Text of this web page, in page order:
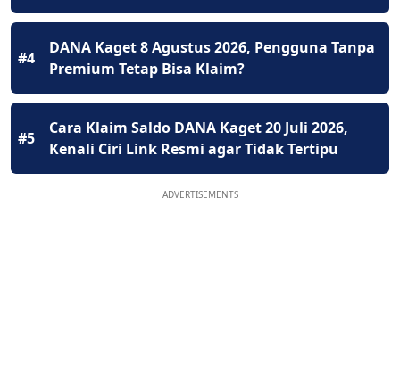
#4
DANA Kaget 8 Agustus 2026, Pengguna Tanpa
Premium Tetap Bisa Klaim?
#5
Cara Klaim Saldo DANA Kaget 20 Juli 2026,
Kenali Ciri Link Resmi agar Tidak Tertipu
ADVERTISEMENTS